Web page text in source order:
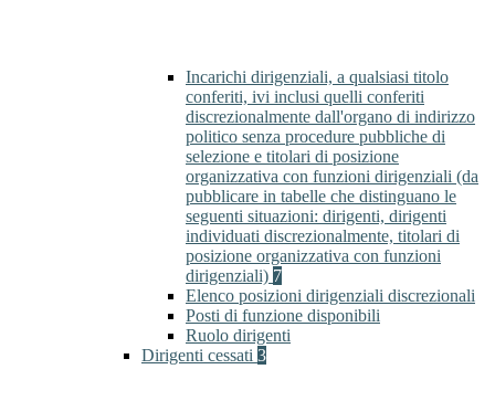
Incarichi dirigenziali, a qualsiasi titolo
conferiti, ivi inclusi quelli conferiti
discrezionalmente dall'organo di indirizzo
politico senza procedure pubbliche di
selezione e titolari di posizione
organizzativa con funzioni dirigenziali (da
pubblicare in tabelle che distinguano le
seguenti situazioni: dirigenti, dirigenti
individuati discrezionalmente, titolari di
posizione organizzativa con funzioni
dirigenziali) 7
Elenco posizioni dirigenziali discrezionali
Posti di funzione disponibili
Ruolo dirigenti
Dirigenti cessati 3